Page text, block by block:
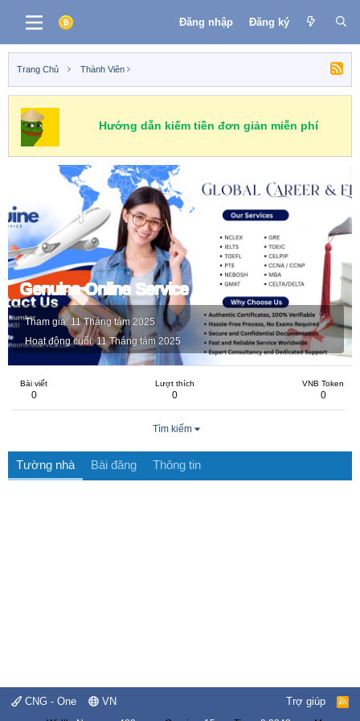
Đăng nhập Đăng ký
Trang Chủ Thành Viên
Hướng dẫn kiếm tiền đơn giản miễn phí
Genuine Online Service
Tham gia 11 Tháng tám 2025
Hoạt động cuối 11 Tháng tám 2025
Bài viết
0
Lượt thích
0
VNB Token
0
Tìm kiếm
Tường nhà Bài đăng Thông tin
CNG - One VN Trợ giúp
R